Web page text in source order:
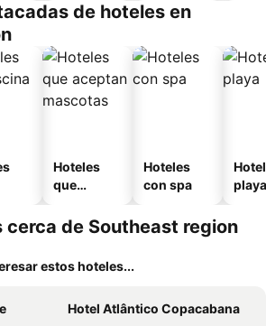
o
de hoteles en
Hoteles
que
mascotas
Hoteles
con spa
playa
cerca de Southeast region
estos hoteles...
Hotel Atlântico Copacabana